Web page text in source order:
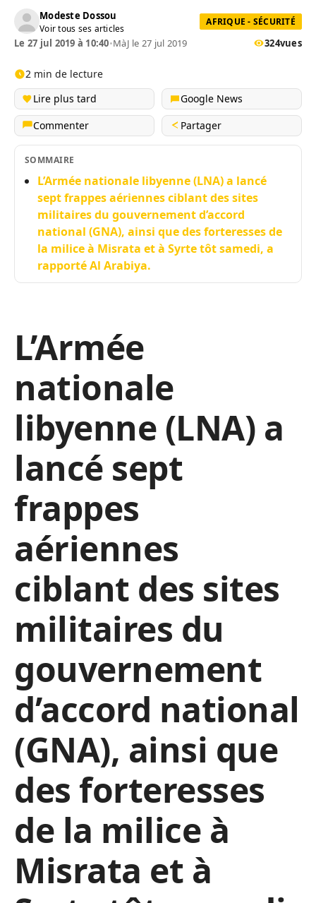
Modeste Dossou
Voir tous ses articles
AFRIQUE - SÉCURITÉ
Le 27 jul 2019 à 10:40•MàJ le 27 jul 2019 324vues
2 min de lecture
Lire plus tard
Google News
Commenter
Partager
SOMMAIRE
L’Armée nationale libyenne (LNA) a lancé
sept frappes aériennes ciblant des sites
militaires du gouvernement d’accord
national (GNA), ainsi que des forteresses de
la milice à Misrata et à Syrte tôt samedi, a
rapporté Al Arabiya.
L’Armée
nationale
libyenne (LNA) a
lancé sept
frappes
aériennes
ciblant des sites
militaires du
gouvernement
d’accord national
(GNA), ainsi que
des forteresses
de la milice à
Misrata et à